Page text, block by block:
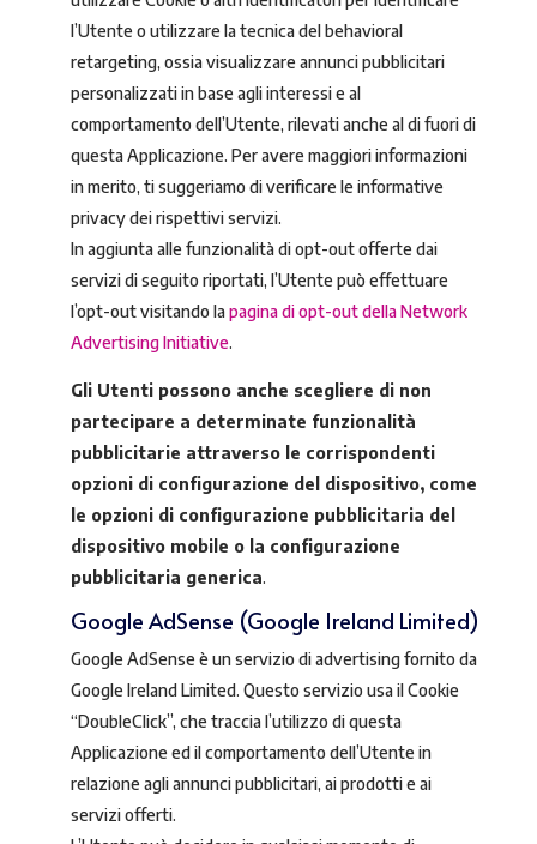
l’Utente o utilizzare la tecnica del behavioral
retargeting, ossia visualizzare annunci pubblicitari
personalizzati in base agli interessi e al
comportamento dell’Utente, rilevati anche al di fuori di
questa Applicazione. Per avere maggiori informazioni
in merito, ti suggeriamo di verificare le informative
privacy dei rispettivi servizi.
In aggiunta alle funzionalità di opt-out offerte dai
servizi di seguito riportati, l’Utente può effettuare
l’opt-out visitando lapagina di opt-out della Network
Advertising Initiative.
Gli Utenti possono anche scegliere di non
partecipare a determinate funzionalità
pubblicitarie attraverso le corrispondenti
opzioni di configurazione del dispositivo, come
le opzioni di configurazione pubblicitaria del
dispositivo mobile o la configurazione
pubblicitaria generica.
Google AdSense (Google Ireland Limited)
Google AdSense è un servizio di advertising fornito da
Google Ireland Limited. Questo servizio usa il Cookie
“DoubleClick”, che traccia l’utilizzo di questa
Applicazione ed il comportamento dell’Utente in
relazione agli annunci pubblicitari, ai prodotti e ai
servizi offerti.